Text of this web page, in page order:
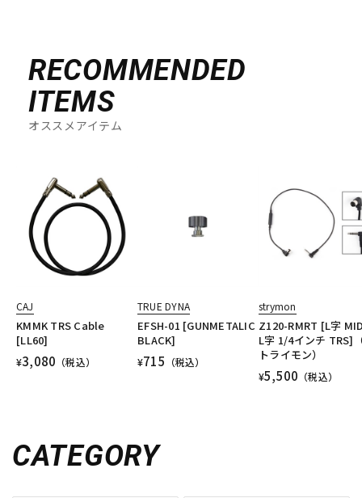
RECOMMENDED
ITEMS
オススメアイテム
CAJ
KMMK TRS Cable
[LL60]
¥3,080 （税込）
TRUE DYNA
EFSH-01 [GUNMETALIC
BLACK]
¥715 （税込）
strymon
Z120-RMRT [L字
L字 1/4インチ TRS]
トライモン）
¥5,500 （税込）
CATEGORY